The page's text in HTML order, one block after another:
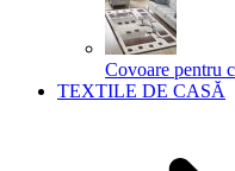
Covoare pentru
TEXTILE DE CASĂ